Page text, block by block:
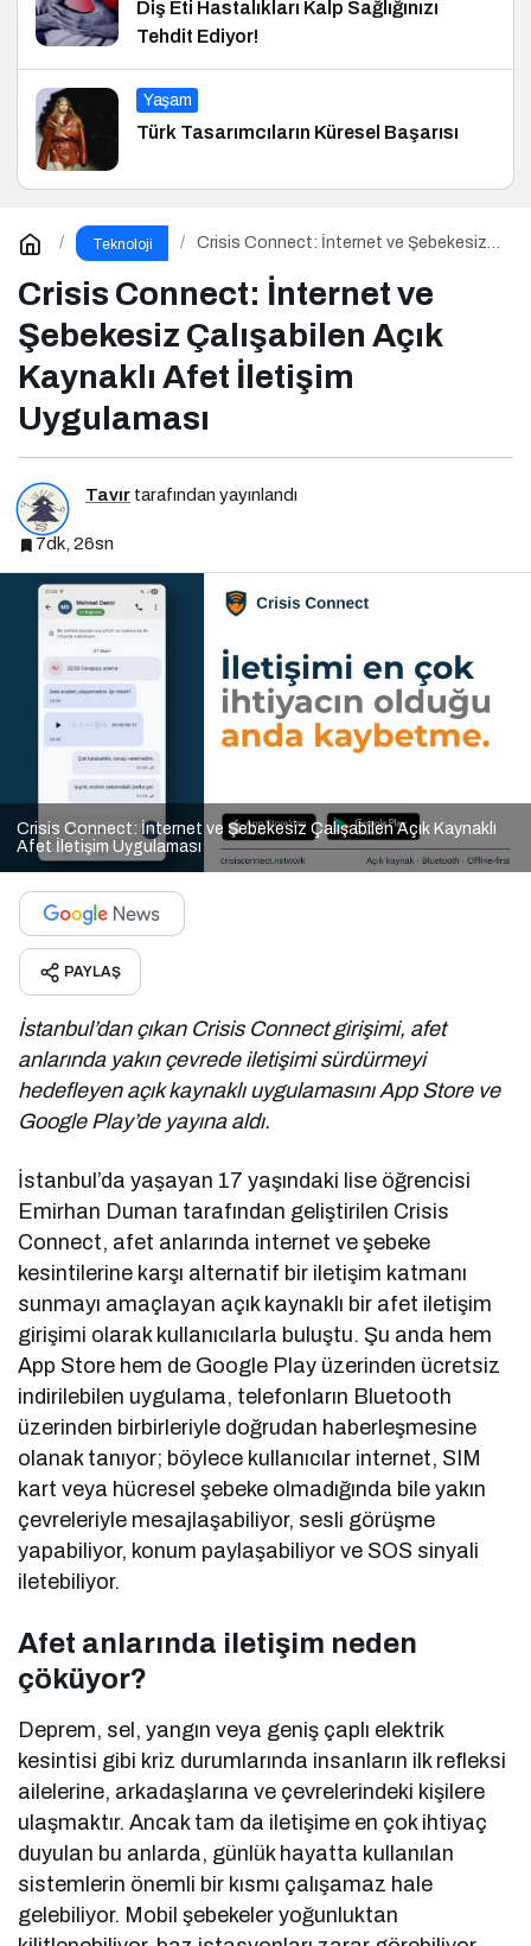
Diş Eti Hastalıkları Kalp Sağlığınızı
Tehdit Ediyor!
Yaşam
Türk Tasarımcıların Küresel Başarısı
Teknoloji
Crisis Connect: İnternet ve Şebekesiz
Uygulaması
Crisis Connect: İnternet ve
Şebekesiz Çalışabilen Açık
Kaynaklı Afet İletişim
Uygulaması
Tavır tarafından yayınlandı
7dk, 26sn
Crisis Connect: İnternet ve Şebekesiz Çalışabilen Açık Kaynaklı
Afet İletişim Uygulaması
PAYLAŞ
İstanbul’dan çıkan Crisis Connect girişimi, afet
anlarında yakın çevrede iletişimi sürdürmeyi
hedefleyen açık kaynaklı uygulamasını App Store ve
Google Play’de yayına aldı.
İstanbul’da yaşayan 17 yaşındaki lise öğrencisi
Emirhan Duman tarafından geliştirilen Crisis
Connect, afet anlarında internet ve şebeke
kesintilerine karşı alternatif bir iletişim katmanı
sunmayı amaçlayan açık kaynaklı bir afet iletişim
girişimi olarak kullanıcılarla buluştu. Şu anda hem
App Store hem de Google Play üzerinden ücretsiz
indirilebilen uygulama, telefonların Bluetooth
üzerinden birbirleriyle doğrudan haberleşmesine
olanak tanıyor; böylece kullanıcılar internet, SIM
kart veya hücresel şebeke olmadığında bile yakın
çevreleriyle mesajlaşabiliyor, sesli görüşme
yapabiliyor, konum paylaşabiliyor ve SOS sinyali
iletebiliyor.
Afet anlarında iletişim neden
çöküyor?
Deprem, sel, yangın veya geniş çaplı elektrik
kesintisi gibi kriz durumlarında insanların ilk refleksi
ailelerine, arkadaşlarına ve çevrelerindeki kişilere
ulaşmaktır. Ancak tam da iletişime en çok ihtiyaç
duyulan bu anlarda, günlük hayatta kullanılan
sistemlerin önemli bir kısmı çalışamaz hale
gelebiliyor. Mobil şebekeler yoğunluktan